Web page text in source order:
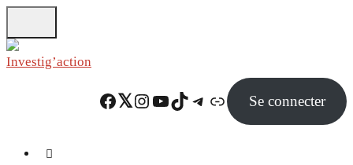
to
main
Facebook Twitter Instagram YouTube TikTok Telegram Lien Se connecter